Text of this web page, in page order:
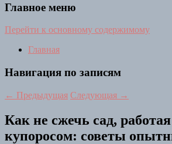
Главное меню
Перейти к основному содержимому
Главная
Навигация по записям
← Предыдущая Следующая →
Как не сжечь сад,
купоросом: советы